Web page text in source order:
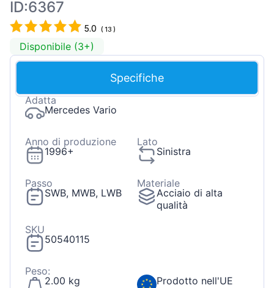
ID:6367
5.0 (13 )
Disponibile (3+)
Specifiche
Adatta
Mercedes Vario
Anno di produzione
1996+
Lato
Sinistra
Passo
SWB, MWB, LWB
Materiale
Acciaio di alta
qualità
SKU
50540115
Peso:
2.00 kg
Prodotto nell'UE